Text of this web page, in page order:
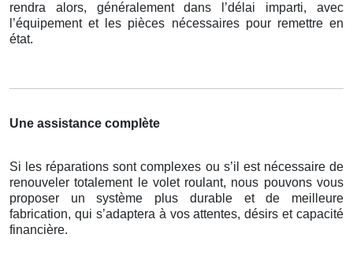
rendra alors, généralement dans l’délai imparti, avec
l’équipement et les pièces nécessaires pour remettre en
état.
Une assistance complète
Si les réparations sont complexes ou s’il est nécessaire de
renouveler totalement le volet roulant, nous pouvons vous
proposer un système plus durable et de meilleure
fabrication, qui s’adaptera à vos attentes, désirs et capacité
financière.